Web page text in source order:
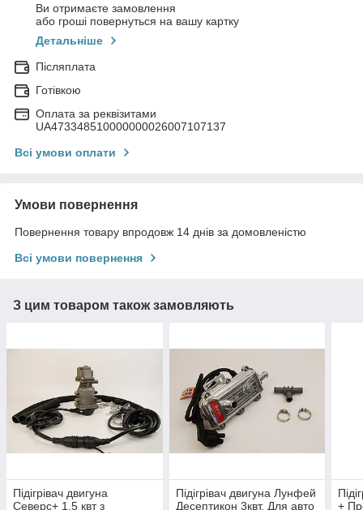
Ви отримаєте замовлення
або гроші повернуться на вашу картку
Детальніше
Післяплата
Готівкою
Оплата за реквізитами
UA473348510000000026007107137
Всі умови оплати
Умови повернення
Повернення товару впродовж 14 днів за домовленістю
Всі умови повернення
З цим товаром також замовляють
Підігрівач двигуна
Северс+ 1,5 квт з
Підігрівач двигуна Лунфей
Десептикон 3квт. Для авто
+